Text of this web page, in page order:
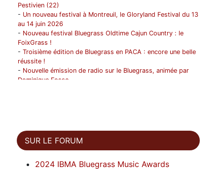
Pestivien (22)
- Un nouveau festival à Montreuil, le Gloryland Festival du 13
au 14 juin 2026
- Nouveau festival Bluegrass Oldtime Cajun Country : le
FoixGrass !
-Troisième édition de Bluegrass en PACA : encore une belle
réussite !
- Nouvelle émission de radio sur le Bluegrass, animée par
Dominique Fosse
-
-
1975-2025 Paris Banjo Session Vol 1 fête ses 50 ans
Carte du Bluegrass
SUR LE FORUM
2024 IBMA Bluegrass Music Awards